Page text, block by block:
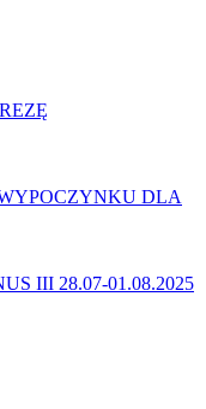
DLA
III 28.07-01.08.2025